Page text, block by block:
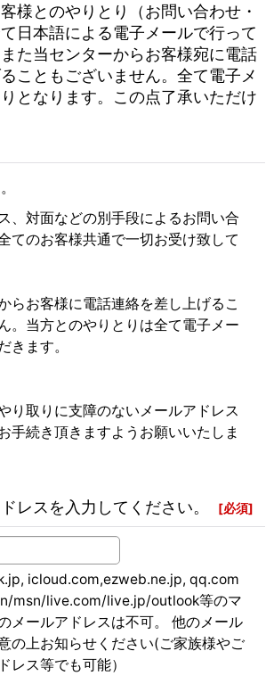
様とのやりとり（お問い合わせ・
日本語による電子メールで行って
た当センターからお客様宛に電話
こともございません。全て電子メ
となります。この点了承いただけ
、対面などの別手段によるお問い合
てのお客様共通で一切お受け致して
らお客様に電話連絡を差し上げるこ
。当方とのやりとりは全て電子メー
きます。
り取りに支障のないメールアドレス
手続き頂きますようお願いいたしま
レスを入力してください。 [必須]
icloud.com,ezweb.ne.jp, qq.com
msn/live.com/live.jp/outlook等のマ
メールアドレスは不可。 他のメール
の上お知らせください(ご家族様やご
レス等でも可能）